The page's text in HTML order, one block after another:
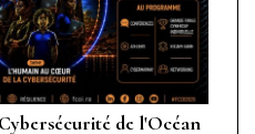
de l'Océan